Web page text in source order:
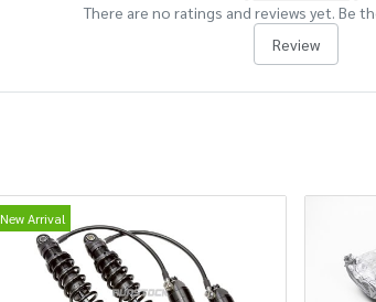
There are no ratings and reviews yet. Be
Review
New Arrival